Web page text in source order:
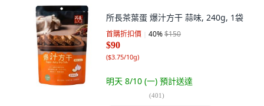
所長茶葉蛋 爆汁方干 蒜味, 240g, 1袋
首購折扣價 40%$150
$90
($3.75/10g)
明天 8/10 (一) 預計送達
(401)